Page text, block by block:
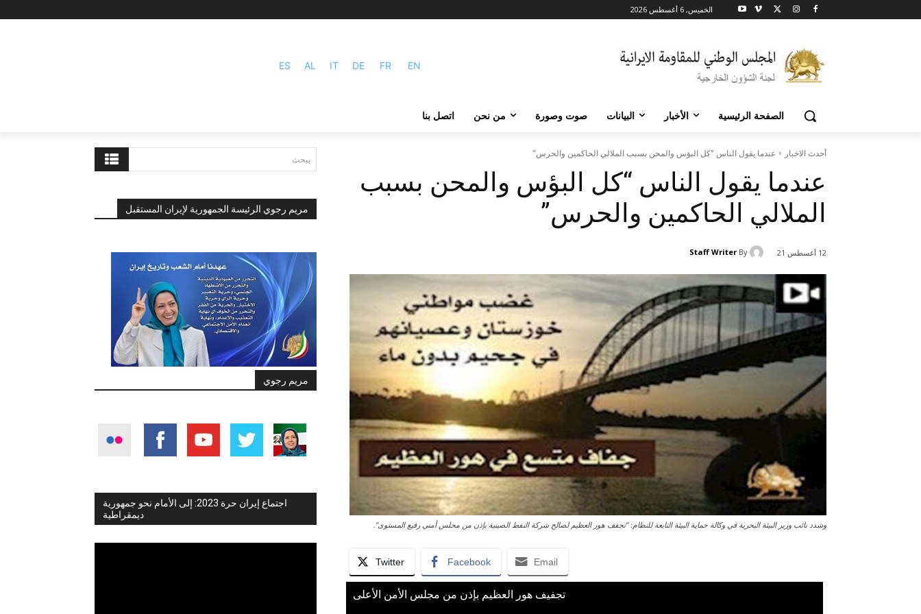
الخميس, 6 أغسطس 2026
ES AL IT DE FR EN
الصفحة الرئيسية الأخبار البيانات صوت وصورة من نحن اتصل بنا
يبحث
مريم رجوي الرئيسة الجمهورية لإيران المستقبل
مريم رجوي
اجتماع إيران حرة 2023: إلى الأمام نحو جمهورية
ديمقراطية
أحدث الاخبار عندما يقول الناس "كل البؤس والمحن بسبب الملالي الحاكمين والحرس"
عندما يقول الناس “كل البؤس والمحن بسبب
الملالي الحاكمين والحرس”
12 أغسطس 21 By
Staff Writer
وشدد نائب وزير البيئة البحرية في وكالة حماية البيئة التابعة للنظام: "تجفف هور العظيم لصالح شركة النفط الصينية بإذن من مجلس أمني رفيع المستوى".
Twitter Facebook Email
تجفيف هور العظيم بإذن من مجلس الأمن الأعلى